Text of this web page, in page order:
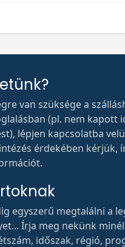
van szüksége a
(pl. nem kapott
lépjen kapcsolatba
érdekében kérjük,
egyszerű megtalálni a
Írja meg nekünk
időszak, régió,